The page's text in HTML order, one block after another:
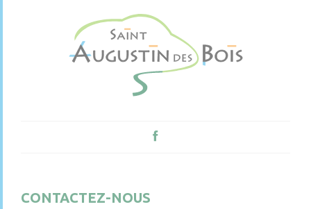
CONTACTEZ-NOUS